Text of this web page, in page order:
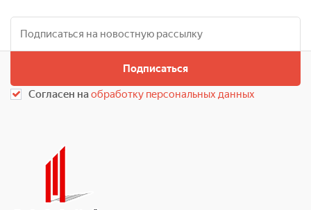
Подписаться
Согласен наобработку персональных данных